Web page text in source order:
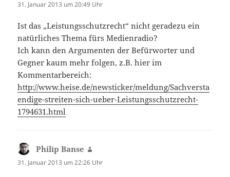
31. Januar 2013 um 20:49 Uhr
Ist das „Leistungsschutzrecht“ nicht geradezu ein
natürliches Thema fürs Medienradio?
Ich kann den Argumenten der Befürworter und
Gegner kaum mehr folgen, z.B. hier im
Kommentarbereich:
http://www.heise.de/newsticker/meldung/Sachversta
endige-streiten-sich-ueber-Leistungsschutzrecht-
1794631.html
Philip Banse
31. Januar 2013 um 22:26 Uhr